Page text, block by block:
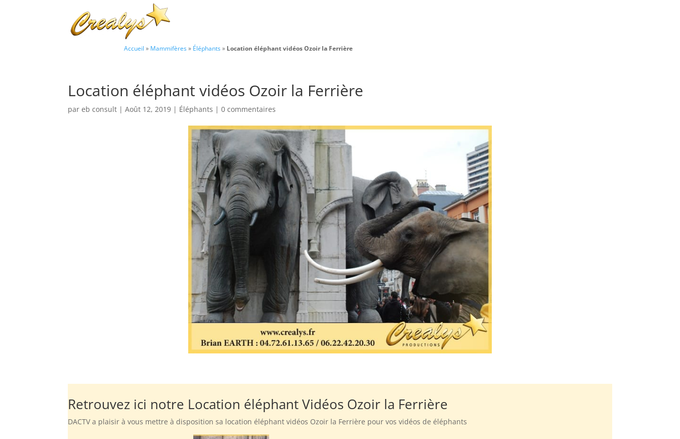
Accueil » Mammifères» Éléphants» Location éléphant vidéos Ozoir la Ferrière
Location éléphant vidéos Ozoir la Ferrière
pareb consult |Août 12, 2019 | Éléphants |0 commentaires
Retrouvez ici notre Location éléphant Vidéos Ozoir la Ferrière
DACTV a plaisir à vous mettre à disposition sa location éléphant vidéos Ozoir la Ferrière pour vos vidéos de éléphants